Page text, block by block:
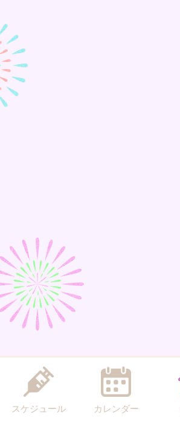
スケジュール カレンダー